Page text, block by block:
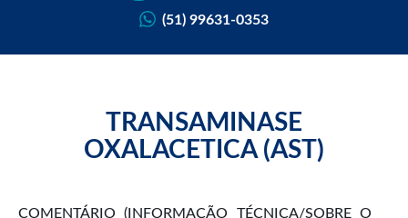
(51) 99631-0353
TRANSAMINASE
OXALACETICA (AST)
COMENTÁRIO (INFORMAÇÃO TÉCNICA/SOBRE O